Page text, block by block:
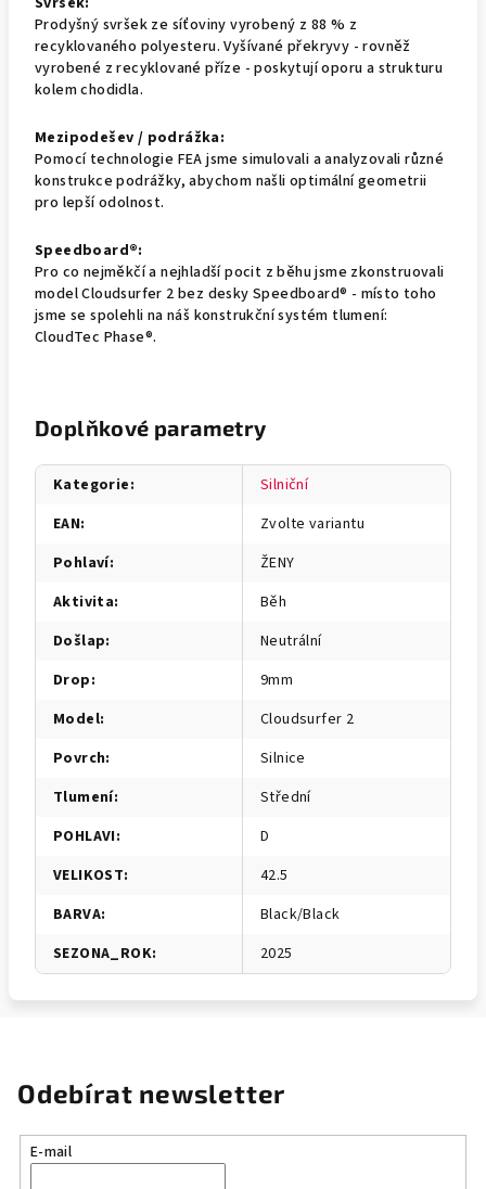
Prodyšný svršek ze síťoviny vyrobený z 88 % z
recyklovaného polyesteru. Vyšívané překryvy - rovněž
vyrobené z recyklované příze - poskytují oporu a strukturu
kolem chodidla.
Mezipodešev / podrážka:
Pomocí technologie FEA jsme simulovali a analyzovali různé
konstrukce podrážky, abychom našli optimální geometrii
pro lepší odolnost.
Speedboard®:
Pro co nejměkčí a nejhladší pocit z běhu jsme zkonstruovali
model Cloudsurfer 2 bez desky Speedboard® - místo toho
jsme se spolehli na náš konstrukční systém tlumení:
CloudTec Phase®.
Doplňkové parametry
Kategorie:
Silniční
EAN:
Zvolte variantu
Pohlaví:
ŽENY
Aktivita:
Běh
Došlap:
Neutrální
Drop:
9mm
Model:
Cloudsurfer 2
Povrch:
Silnice
Tlumení:
Střední
POHLAVI:
D
VELIKOST:
42.5
BARVA:
Black/Black
SEZONA_ROK: 2025
Odebírat newsletter
E-mail